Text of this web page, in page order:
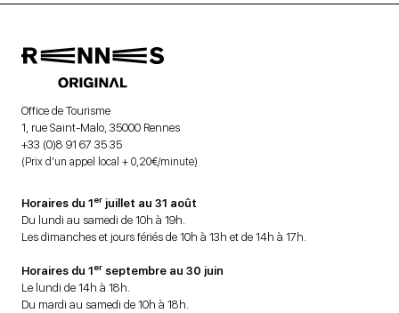
Office de Tourisme
1, rue Saint-Malo, 35000 Rennes
+33 (0)8 91 67 35 35
(Prix d’un appel local + 0,20€/minute)
Horaires du 1er juillet au 31 août
Du lundi au samedi de 10h à 19h.
Les dimanches et jours fériés de 10h à 13h et de 14h à 17h.
Horaires du 1er septembre au 30 juin
Le lundi de 14h à 18h.
Du mardi au samedi de 10h à 18h.